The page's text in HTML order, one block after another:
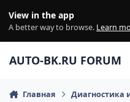
View in the app
A better way to browse. Learn
AUTO-BK.RU FORUM
Главная Диагностика